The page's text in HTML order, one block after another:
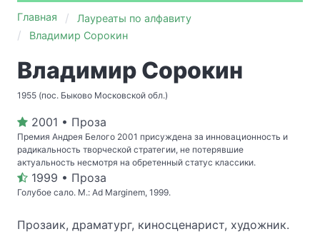
Главная
Лауреаты по алфавиту
Владимир Сорокин
Владимир Сорокин
1955 (пос. Быково Московской обл.)
2001 • Проза
Премия Андрея Белого 2001 присуждена за инновационность и
радикальность творческой стратегии, не потерявшие
актуальность несмотря на обретенный статус классики.
1999 • Проза
Голубое сало. М.: Ad Marginem, 1999.
Прозаик, драматург, киносценарист, художник.